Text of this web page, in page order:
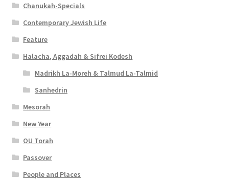
Chanukah-Specials
Contemporary Jewish Life
Feature
Halacha, Aggadah & Sifrei Kodesh
Madrikh La-Moreh & Talmud La-Talmid
Sanhedrin
Mesorah
New Year
OU Torah
Passover
People and Places